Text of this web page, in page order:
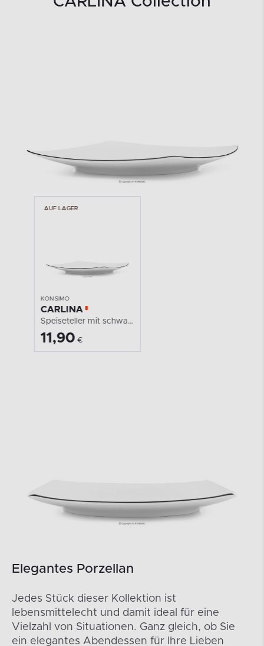
AUF LAGER
KONSIMO
CARLINA
Speiseteller mit schwarzem Rand
11,90 €
Elegantes Porzellan
Jedes Stück dieser Kollektion ist
lebensmittelecht und damit ideal für eine
Vielzahl von Situationen. Ganz gleich, ob Sie
ein elegantes Abendessen für Ihre Lieben